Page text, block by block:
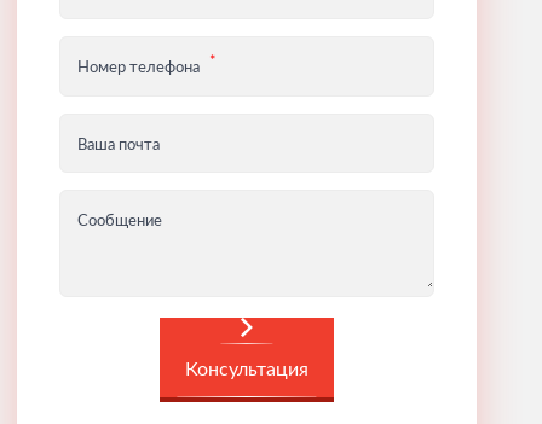
Номер телефона
Ваша почта
Сообщение
Консультация